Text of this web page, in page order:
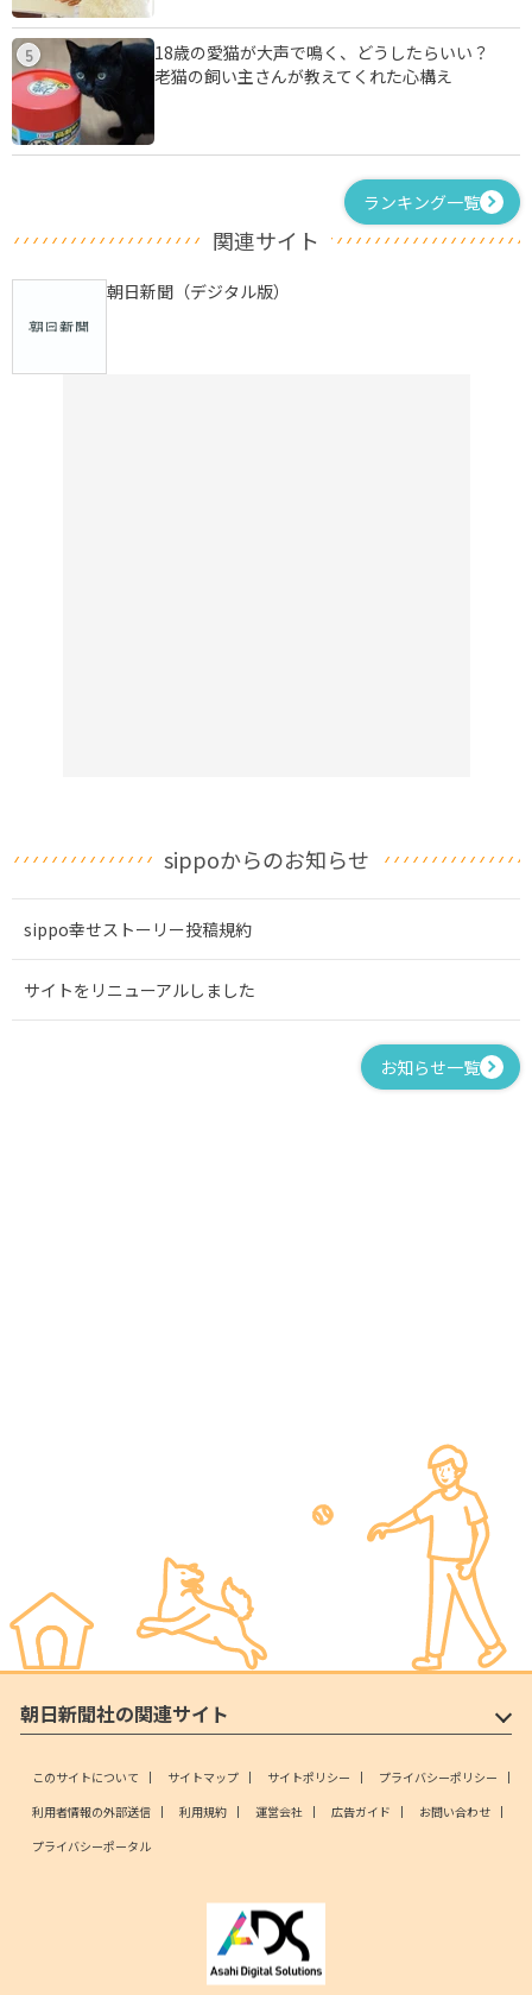
5
18歳の愛猫が大声で鳴く、どうしたらいい？
老猫の飼い主さんが教えてくれた心構え
ランキング一覧
関連サイト
朝日新聞（デジタル版）
sippoからのお知らせ
sippo幸せストーリー投稿規約
サイトをリニューアルしました
お知らせ一覧
朝日新聞社の関連サイト
このサイトについて サイトマップ サイトポリシー
プライバシーポリシー
利用者情報の外部送信
利用規約 運営会社 広告ガイド
お問い合わせ
プライバシーポータル